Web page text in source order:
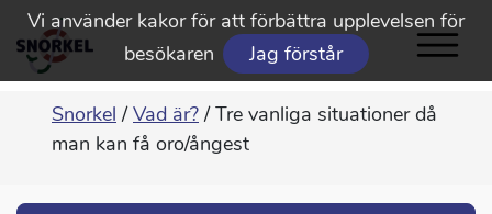
Vi använder kakor för att förbättra upplevelsen för
besökaren
Jag förstår
Snorkel / Vad är? /Tre vanliga situationer då
man kan få oro/ångest